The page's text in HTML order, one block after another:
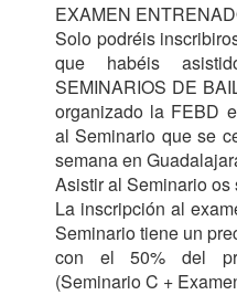
EXAMEN
Solo podréis
que habéis
SEMINARIOS DE
organizado la FEBD
al Seminario que se
semana en
Asistir al Seminario os
La inscripción al
Seminario tiene un
con el 50% del
(Seminario C +